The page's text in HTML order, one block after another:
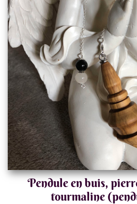
Pendule en buis,
tourmaline